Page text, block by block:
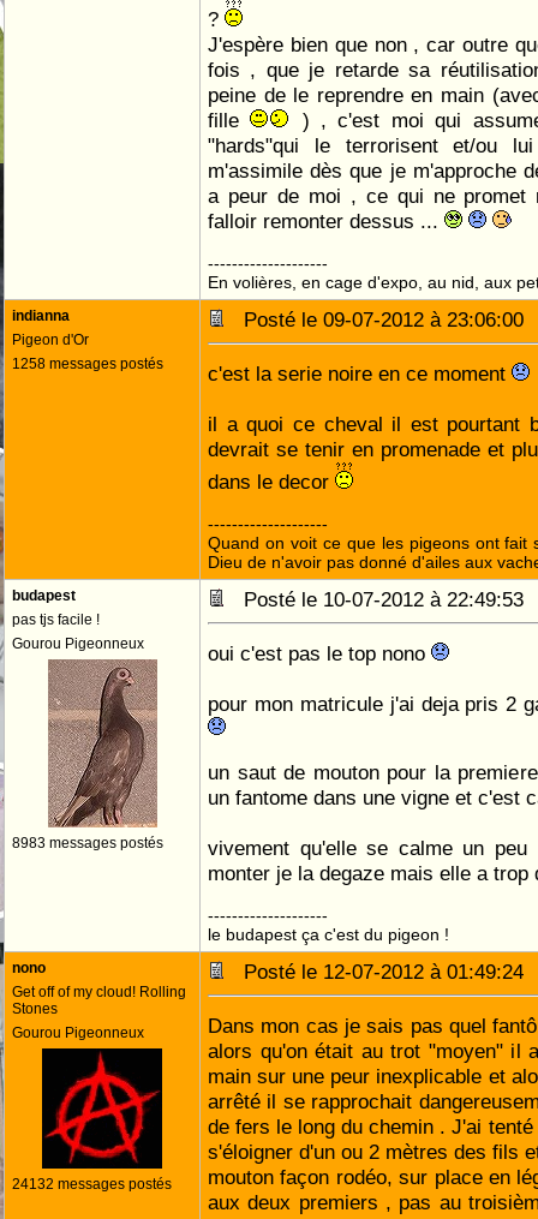
?
J'espère bien que non , car outre
fois , que je retarde sa
peine de le reprendre en main
fille
) , c'est moi qui
"hards"qui le terrorisent et/ou
m'assimile dès que je m'approche
a peur de moi , ce qui ne promet
falloir remonter dessus ...
--------------------
En volières, en cage d'expo, au nid, aux
indianna
Pigeon d'Or
1258 messages postés
Posté le 09-07-2012 à
c'est la serie noire en ce moment
il a quoi ce cheval il est pourtant
devrait se tenir en promenade et
dans le decor
--------------------
Quand on voit ce que les pigeons ont fait
Dieu de n'avoir pas donné d'ailes aux
budapest
pas tjs facile !
Gourou Pigeonneux
8983 messages postés
Posté le 10-07-2012 à
oui c'est pas le top nono
pour mon matricule j'ai deja pris 2
un saut de mouton pour la
un fantome dans une vigne et c'est
vivement qu'elle se calme un peu
monter je la degaze mais elle a
--------------------
le budapest ça c'est du pigeon !
nono
Get off of my cloud! Rolling
Stones
Gourou Pigeonneux
24132 messages postés
Posté le 12-07-2012 à
Dans mon cas je sais pas quel
alors qu'on était au trot "moyen" il
main sur une peur inexplicable et
arrêté il se rapprochait
de fers le long du chemin . J'ai
s'éloigner d'un ou 2 mètres des fils
mouton façon rodéo, sur place en
aux deux premiers , pas au